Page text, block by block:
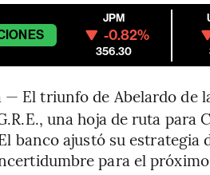
JPM
-0.82%
356.30
El triunfo de Abelardo de
una hoja de ruta
banco ajustó su estrategia
para el